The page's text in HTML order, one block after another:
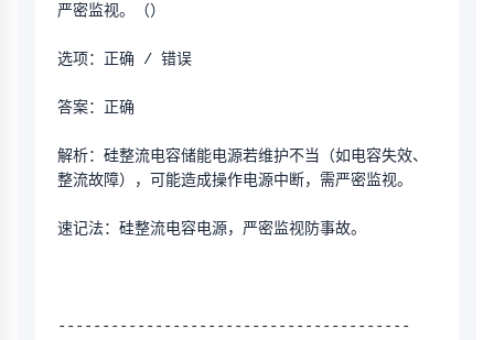
严密监视。（）
选项：正确 / 错误
答案：正确
解析：硅整流电容储能电源若维护不当（如电容失效、
整流故障），可能造成操作电源中断，需严密监视。
速记法：硅整流电容电源，严密监视防事故。
----------------------------------------